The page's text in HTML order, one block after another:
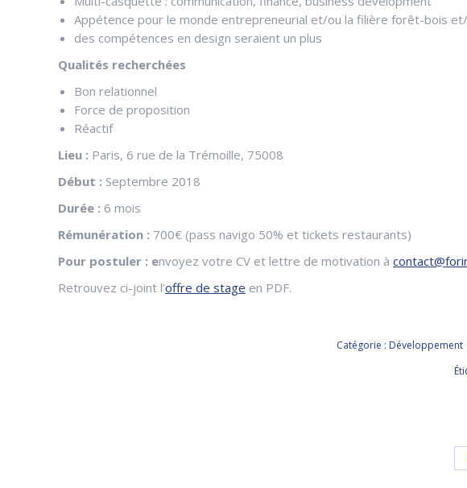
Appétence pour le monde entrepreneurial et/ou la filière forêt-bois
des compétences en design seraient un plus
Qualités recherchées
Bon relationnel
Force de proposition
Réactif
Lieu : Paris, 6 rue de la Trémoille, 75008
Début : Septembre 2018
Durée : 6 mois
Rémunération : 700€ (pass navigo 50% et tickets restaurants)
Pour postuler : envoyez votre CV et lettre de motivation à
Retrouvez ci-joint l’offre de stage en PDF.
Catégorie : Développement